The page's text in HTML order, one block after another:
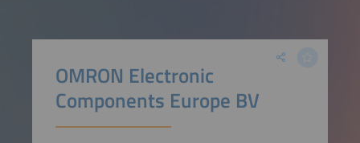
OMRON Electronic
Components Europe BV